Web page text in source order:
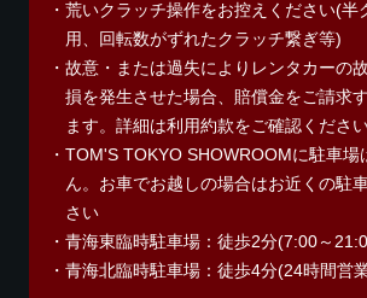
荒いクラッチ操作をお控えください(半
用、回転数がずれたクラッチ繋ぎ等)
故意・または過失によりレンタカーの
損を発生させた場合、賠償金をご請求
ます。詳細は利用約款をご確認くださ
TOM'S TOKYO SHOWROOMに駐車場
ん。お車でお越しの場合はお近くの駐
さい
青海東臨時駐車場：徒歩2分(7:00～
青海北臨時駐車場：徒歩4分(24時間営